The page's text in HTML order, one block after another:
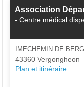
Association
- Centre médical
IMECHEMIN DE
43360 Vergongheon
Plan et itinéraire